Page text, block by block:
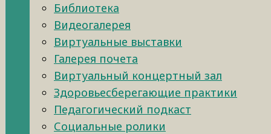
Библиотека
Видеогалерея
Виртуальные выставки
Галерея почета
Виртуальный концертный зал
Здоровьесберегающие практики
Педагогический подкаст
Социальные ролики